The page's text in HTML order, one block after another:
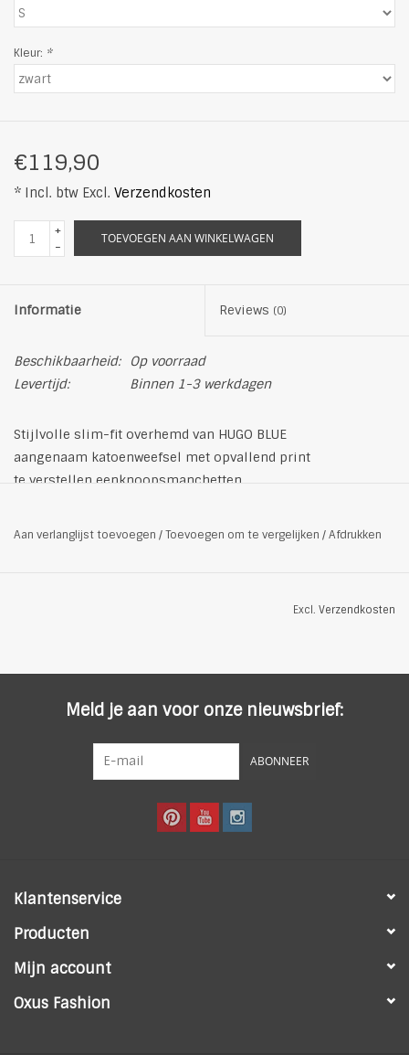
Kleur: *
€119,90
* Incl. btw Excl. Verzendkosten
+
-
TOEVOEGEN AAN WINKELWAGEN
Informatie Reviews (0)
Beschikbaarheid:
Op voorraad
Levertijd:
Binnen 1-3 werkdagen
Stijlvolle slim-fit overhemd van HUGO BLUE
aangenaam katoenweefsel met opvallend print
te verstellen eenknoopsmanchetten
Aan verlanglijst toevoegen /Toevoegen om te vergelijken /Afdrukken
Excl. Verzendkosten
Meld je aan voor onze nieuwsbrief:
ABONNEER
Klantenservice
Producten
Mijn account
Oxus Fashion